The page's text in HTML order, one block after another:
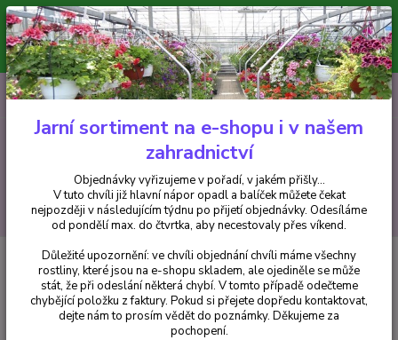
Minimální hodnota pro odeslání z e-shopu je 300 Kč.
V tuto chvíli již hlavní nápor objednávek opadl a balíček můžete čekat
nejpozději v následujícím týdnu po přijetí objednávky. Objednávky
vyřizujeme v pořadí, v jakém přišly...
CZK
Hledat
+420 602 223 614 0ks
za0 Kč
Fuchsie Natasha Sinton Fuchsie - cena na prodejně
Natasha Sinton Fuchsie - cena na
prodejně
Jarní sortiment na e-shopu i v našem
zahradnictví
Objednávky vyřizujeme v pořadí, v jakém přišly...
V tuto chvíli již hlavní nápor opadl a balíček můžete čekat
nejpozději v následujícím týdnu po přijetí objednávky. Odesíláme
od pondělí max. do čtvrtka, aby necestovaly přes víkend.
Důležité upozornění: ve chvíli objednání chvíli máme všechny
rostliny, které jsou na e-shopu skladem, ale ojediněle se může
stát, že při odeslání některá chybí. V tomto případě odečteme
chybějící položku z faktury. Pokud si přejete dopředu kontaktovat,
dejte nám to prosím vědět do poznámky. Děkujeme za
pochopení.